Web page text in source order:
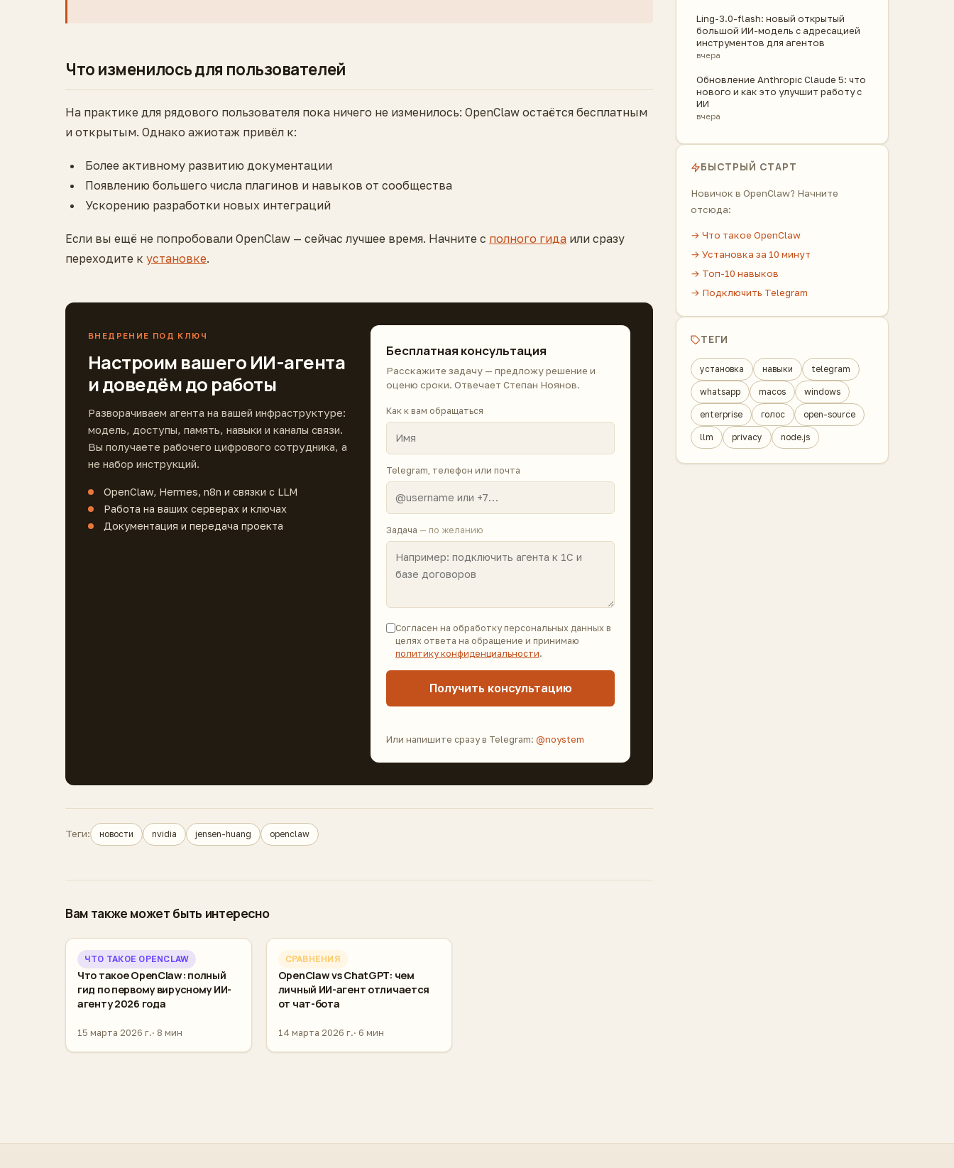
Что изменилось для пользователей
На практике для рядового пользователя пока ничего не изменилось: OpenClaw остаётся бесплатным
и открытым. Однако ажиотаж привёл к:
Более активному развитию документации
Появлению большего числа плагинов и навыков от сообщества
Ускорению разработки новых интеграций
Если вы ещё не попробовали OpenClaw — сейчас лучшее время. Начните с полного гида или сразу
переходите к установке.
ВНЕДРЕНИЕ ПОД КЛЮЧ
Настроим вашего ИИ-агента
и доведём до работы
Разворачиваем агента на вашей инфраструктуре:
модель, доступы, память, навыки и каналы связи.
Вы получаете рабочего цифрового сотрудника, а
не набор инструкций.
OpenClaw, Hermes, n8n и связки с LLM
Работа на ваших серверах и ключах
Документация и передача проекта
Бесплатная консультация
Расскажите задачу — предложу решение и
оценю сроки. Отвечает Степан Ноянов.
Как к вам обращаться
Telegram, телефон или почта
Задача — по желанию
Согласен на обработку персональных данных в
целях ответа на обращение и принимаю
политику конфиденциальности.
Получить консультацию
Или напишите сразу в Telegram: @noystem
Теги: новости nvidia jensen-huang openclaw
Вам также может быть интересно
ЧТО ТАКОЕ OPENCLAW
Что такое OpenClaw: полный
гид по первому вирусному ИИ-
агенту 2026 года
15 марта 2026 г. 8 мин
СРАВНЕНИЯ
OpenClaw vs ChatGPT: чем
личный ИИ-агент отличается
от чат-бота
14 марта 2026 г. 6 мин
Ling-3.0-flash: новый открытый
большой ИИ-модель с адресацией
инструментов для агентов
вчера
Обновление Anthropic Claude 5: что
нового и как это улучшит работу с
ИИ
вчера
БЫСТРЫЙ СТАРТ
Новичок в OpenClaw? Начните
отсюда:
→ Что такое OpenClaw
→ Установка за 10 минут
→ Топ-10 навыков
→ Подключить Telegram
ТЕГИ
установка навыки telegram
whatsapp macos windows
enterprise голос open-source
llm privacy node.js